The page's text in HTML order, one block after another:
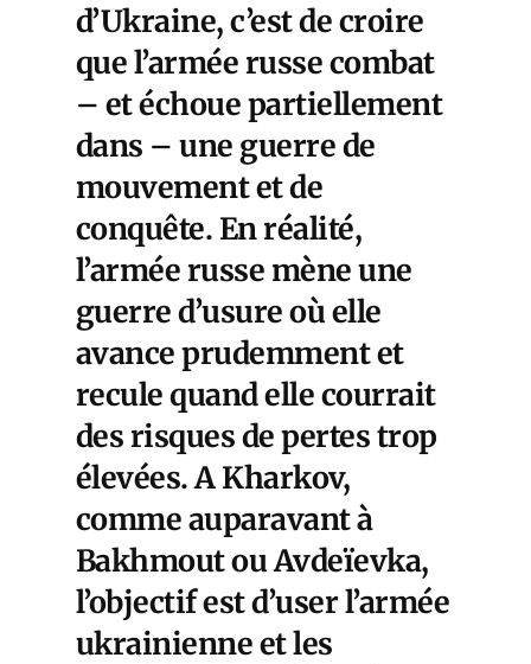
d’Ukraine, c’est de croire
que l’armée russe combat
– et échoue partiellement
dans – une guerre de
mouvement et de
conquête. En réalité,
l’armée russe mène une
guerre d’usure où elle
avance prudemment et
recule quand elle courrait
des risques de pertes trop
élevées. A Kharkov,
comme auparavant à
Bakhmout ou Avdeïevka,
l’objectif est d’user l’armée
ukrainienne et les